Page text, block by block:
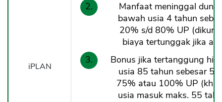
iPLAN
Manfaat meninggal
bawah usia 4 tahun
20% s/d 80% UP
biaya tertunggak jika
Bonus jika tertanggung
usia 85 tahun sebesar
75% atau 100% UP
usia masuk maks. 55